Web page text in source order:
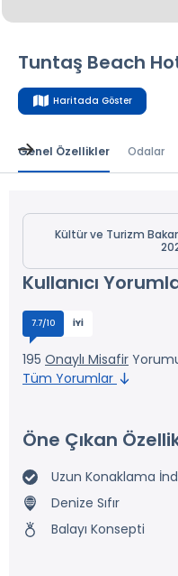
Tuntaş Beach
Haritada Göster
Genel Özellikler Odalar
Kültür ve Turizm
Kullanıcı
7.7/10 İYI
195 Onaylı Misafir
Tüm Yorumlar
Öne Çıkan
Uzun Konaklama
Denize Sıfır
Balayı Konsepti